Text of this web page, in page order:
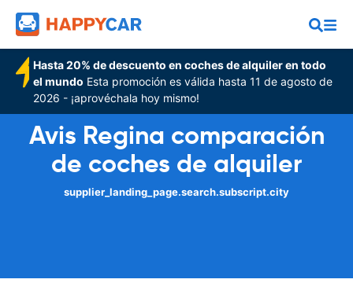
Hasta 20% de descuento en coches de alquiler en todo
el mundo Esta promoción es válida hasta 11 de agosto de
2026 - ¡aprovéchala hoy mismo!
Avis Regina comparación
de coches de alquiler
supplier_landing_page.search.subscript.city